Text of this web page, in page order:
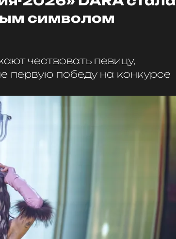
символом
чествовать певицу,
первую победу на конкурсе